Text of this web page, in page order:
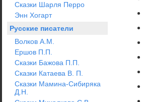
Сказки Шарля Перро
Энн Хогарт
Русские писатели
Волков А.М.
Ершов П.П.
Сказки Бажова П.П.
Сказки Катаева В. П.
Сказки Мамина-Сибиряка
Д.Н.